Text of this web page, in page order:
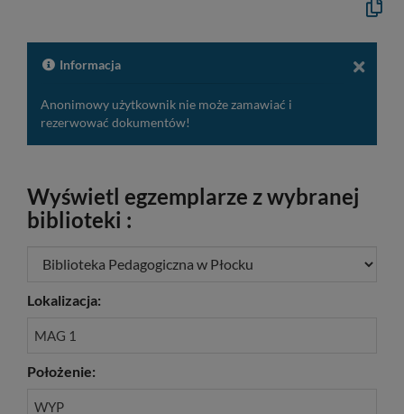
Kopiuj
Informacja
Anonimowy użytkownik nie może zamawiać i
rezerwować dokumentów!
Wyświetl egzemplarze z wybranej
biblioteki :
Lokalizacja:
MAG 1
Położenie:
WYP